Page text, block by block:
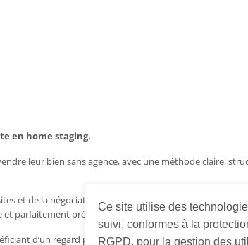
Ce site utilise des
suivi, conformes à la
RGPD, pour la gestion des
en home staging.
leur bien sans agence, avec une méthode claire,
et de la négociation, je vous guide à chaque étape…
et parfaitement préparé.
d’un regard professionnel, humain et stratégique.